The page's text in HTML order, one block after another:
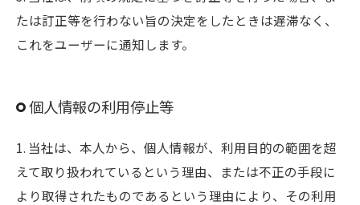
たは訂正等を行わない旨の決定をしたときは遅滞なく、
これをユーザーに通知します。
個人情報の利用停止等
1. 当社は、本人から、個人情報が、利用目的の範囲を超
えて取り扱われているという理由、または不正の手段に
より取得されたものであるという理由により、その利用